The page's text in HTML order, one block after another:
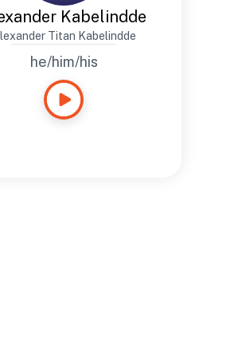
Kabelindde
Titan Kabelindde
he/him/his